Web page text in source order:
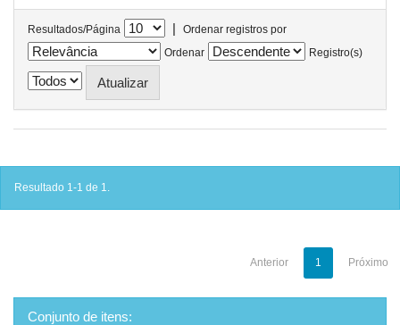
Resultados/Página |
Ordenar registros por
Ordenar
Registro(s)
Resultado 1-1 de 1.
Anterior 1 Próximo
Conjunto de itens: